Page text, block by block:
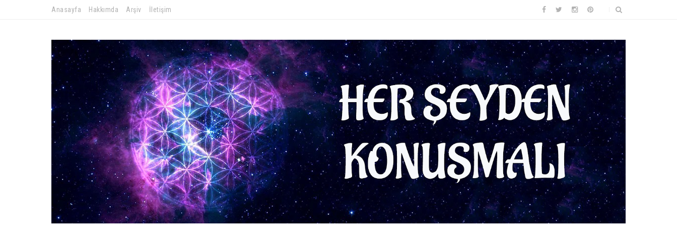
Anasayfa Hakkımda Arşiv İletişim